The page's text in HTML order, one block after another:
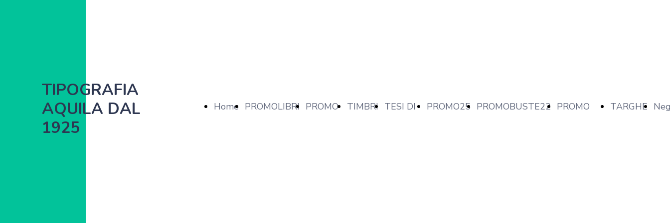
Home PROMOLIBRI PROMO TIMBRI TESI DI PROMO25 PROMOBUSTE22 PROMO TARGHE
TIPOGRAFIA
AQUILA DAL
1925